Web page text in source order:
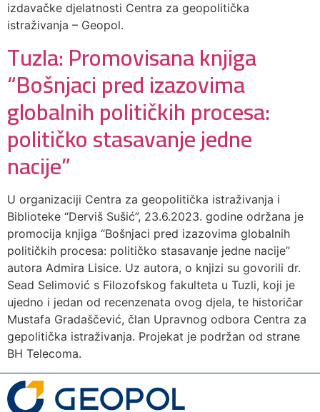
izdavačke djelatnosti Centra za geopolitička
istraživanja – Geopol.
Tuzla: Promovisana knjiga
“Bošnjaci pred izazovima
globalnih političkih procesa:
političko stasavanje jedne
nacije”
U organizaciji Centra za geopolitička istraživanja i
Biblioteke “Derviš Sušić”, 23.6.2023. godine održana je
promocija knjiga “Bošnjaci pred izazovima globalnih
političkih procesa: političko stasavanje jedne nacije”
autora Admira Lisice. Uz autora, o knjizi su govorili dr.
Sead Selimović s Filozofskog fakulteta u Tuzli, koji je
ujedno i jedan od recenzenata ovog djela, te historičar
Mustafa Gradaščević, član Upravnog odbora Centra za
gepolitička istraživanja. Projekat je podržan od strane
BH Telecoma.